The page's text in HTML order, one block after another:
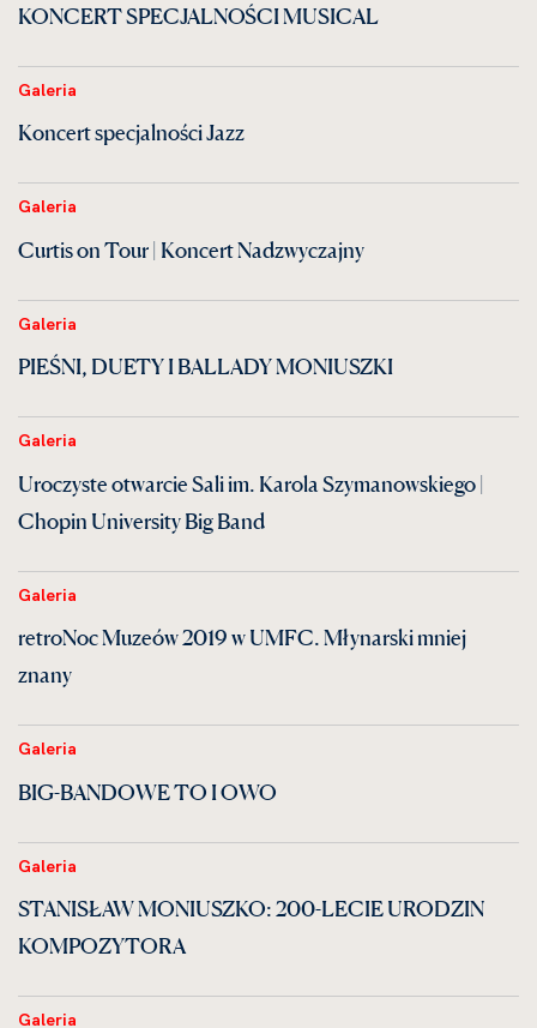
KONCERT SPECJALNOŚCI MUSICAL
Galeria
Koncert specjalności Jazz
Galeria
Curtis on Tour | Koncert Nadzwyczajny
Galeria
PIEŚNI, DUETY I BALLADY MONIUSZKI
Galeria
Uroczyste otwarcie Sali im. Karola Szymanowskiego |
Chopin University Big Band
Galeria
retroNoc Muzeów 2019 w UMFC. Młynarski mniej
znany
Galeria
BIG-BANDOWE TO I OWO
Galeria
STANISŁAW MONIUSZKO: 200-LECIE URODZIN
KOMPOZYTORA
Galeria